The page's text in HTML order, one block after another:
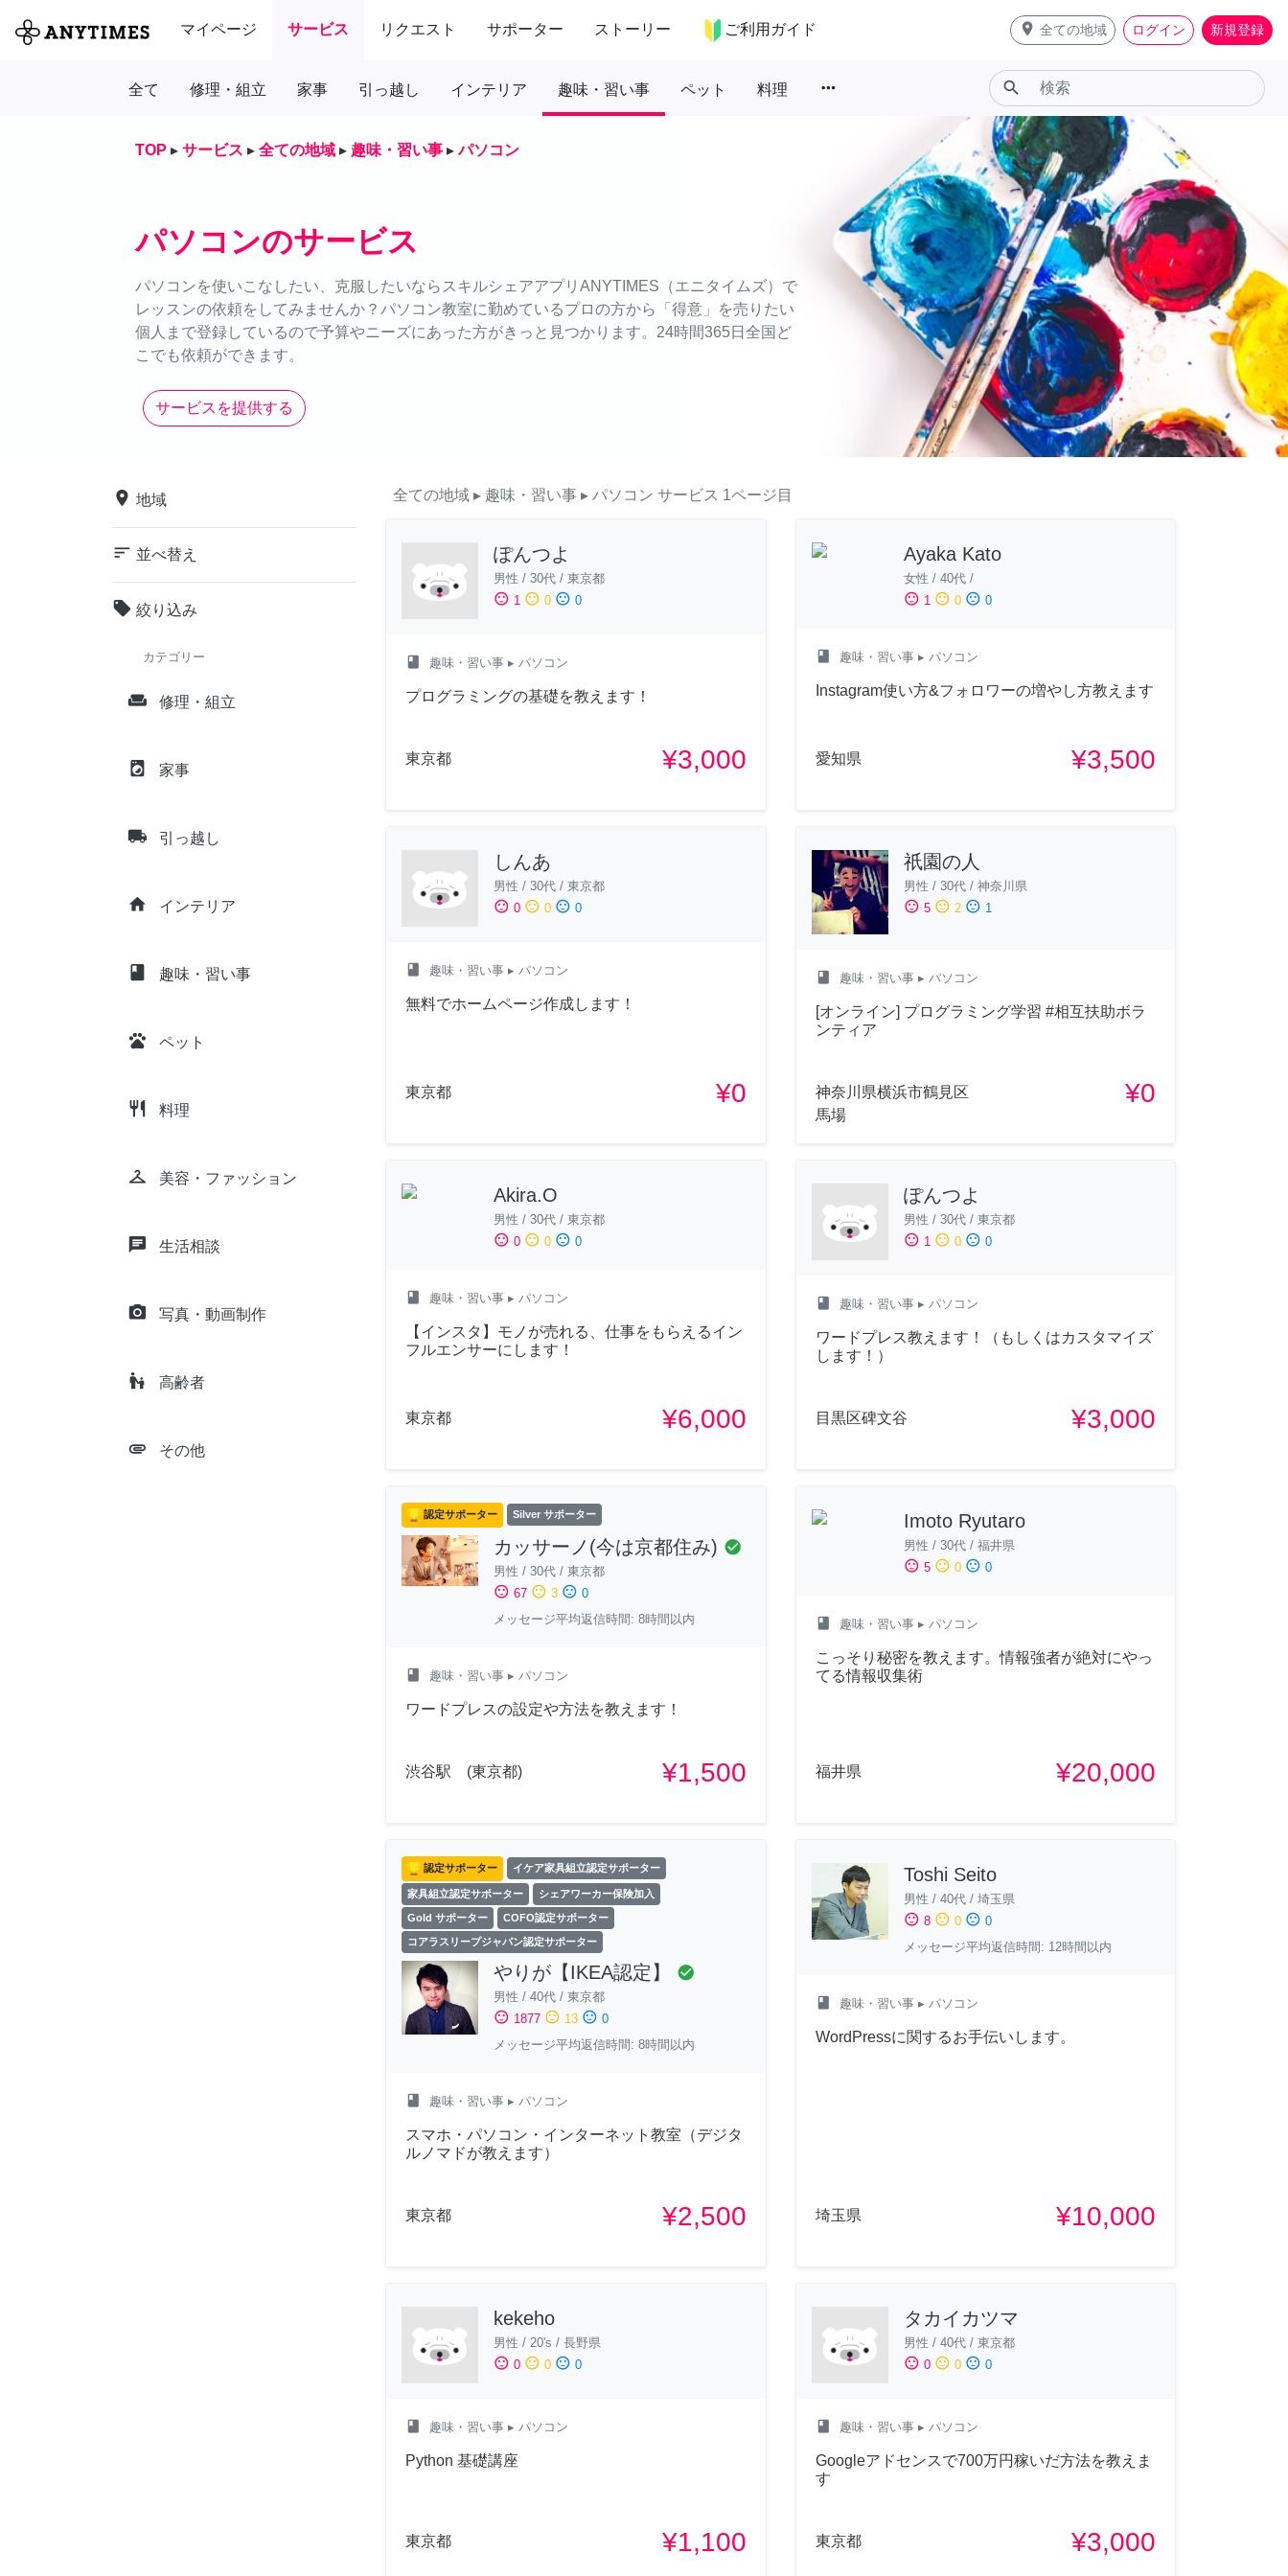
マイページ サービス リクエスト サポーター ストーリー ご利用ガイド place 全ての地域 ログイン 新規登録
全て 修理・組立 家事 引っ越し インテリア 趣味・習い事 ペット 料理 more_horiz search
TOP ▸ サービス ▸ 全ての地域 ▸ 趣味・習い事 ▸ パソコン
パソコンのサービス
パソコンを使いこなしたい、克服したいならスキルシェアアプリANYTIMES（エニタイムズ）で
レッスンの依頼をしてみませんか？パソコン教室に勤めているプロの方から「得意」を売りたい
個人まで登録しているので予算やニーズにあった方がきっと見つかります。24時間365日全国ど
こでも依頼ができます。
サービスを提供する
place 地域
sort 並べ替え
local_offer 絞り込み
カテゴリー
weekend 修理・組立
local_laundry_service 家事
local_shipping 引っ越し
home インテリア
class 趣味・習い事
pets ペット
restaurant 料理
checkroom 美容・ファッション
chat 生活相談
camera_alt 写真・動画制作
escalator_warning 高齢者
attachment その他
全ての地域 ▸ 趣味・習い事 ▸ パソコン サービス 1ページ目
ぽんつよ
男性 / 30代 / 東京都
sentiment_satisfied 1 sentiment_neutral 0 sentiment_dissatisfied 0
class 趣味・習い事 ▸ パソコン
プログラミングの基礎を教えます！
東京都 ¥3,000
Ayaka Kato
女性 / 40代/
sentiment_satisfied 1 sentiment_neutral 0 sentiment_dissatisfied 0
class 趣味・習い事▸ パソコン
Instagram使い方&フォロワーの増やし方教えます
愛知県 ¥3,500
しんあ
男性 / 30代 / 東京都
sentiment_satisfied 0 sentiment_neutral 0 sentiment_dissatisfied 0
class 趣味・習い事 ▸ パソコン
無料でホームページ作成します！
東京都 ¥0
祇園の人
男性 / 30代/ 神奈川県
sentiment_satisfied 5 sentiment_neutral 2 sentiment_dissatisfied 1
class 趣味・習い事▸ パソコン
[オンライン] プログラミング学習 #相互扶助ボラ
ンティア
神奈川県横浜市鶴見区
馬場
¥0
Akira.O
男性 / 30代 / 東京都
sentiment_satisfied 0 sentiment_neutral 0 sentiment_dissatisfied 0
class 趣味・習い事 ▸ パソコン
【インスタ】モノが売れる、仕事をもらえるイン
フルエンサーにします！
東京都 ¥6,000
ぽんつよ
男性 / 30代/ 東京都
sentiment_satisfied 1 sentiment_neutral 0 sentiment_dissatisfied 0
class 趣味・習い事▸ パソコン
ワードプレス教えます！（もしくはカスタマイズ
します！）
目黒区碑文谷 ¥3,000
認定サポーター Silver サポーター
カッサーノ(今は京都住み) check_circle
男性 / 30代 / 東京都
sentiment_satisfied 67 sentiment_neutral 3 sentiment_dissatisfied 0
メッセージ平均返信時間: 8時間以内
class 趣味・習い事 ▸ パソコン
ワードプレスの設定や方法を教えます！
渋谷駅 (東京都) ¥1,500
Imoto Ryutaro
男性 / 30代/ 福井県
sentiment_satisfied 5 sentiment_neutral 0 sentiment_dissatisfied 0
class 趣味・習い事▸ パソコン
こっそり秘密を教えます。情報強者が絶対にやっ
てる情報収集術
福井県 ¥20,000
認定サポーター イケア家具組立認定サポーター
家具組立認定サポーター シェアワーカー保険加入
Gold サポーター COFO認定サポーター
コアラスリープジャパン認定サポーター
やりが【IKEA認定】 check_circle
男性 / 40代 / 東京都
sentiment_satisfied 1877 sentiment_neutral 13 sentiment_dissatisfied 0
メッセージ平均返信時間: 8時間以内
class 趣味・習い事 ▸ パソコン
スマホ・パソコン・インターネット教室（デジタ
ルノマドが教えます）
東京都 ¥2,500
Toshi Seito
男性 / 40代/ 埼玉県
sentiment_satisfied 8 sentiment_neutral 0 sentiment_dissatisfied 0
メッセージ平均返信時間: 12時間以内
class 趣味・習い事▸ パソコン
WordPressに関するお手伝いします。
埼玉県 ¥10,000
kekeho
男性 / 20's / 長野県
sentiment_satisfied 0 sentiment_neutral 0 sentiment_dissatisfied 0
class 趣味・習い事 ▸ パソコン
Python 基礎講座
東京都 ¥1,100
タカイカツマ
男性 / 40代/ 東京都
sentiment_satisfied 0 sentiment_neutral 0 sentiment_dissatisfied 0
class 趣味・習い事▸ パソコン
Googleアドセンスで700万円稼いだ方法を教えま
す
東京都 ¥3,000